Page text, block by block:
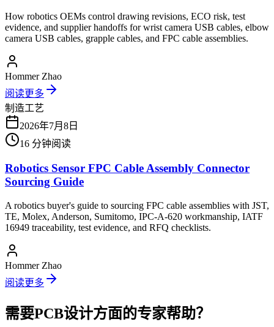
How robotics OEMs control drawing revisions, ECO risk, test
evidence, and supplier handoffs for wrist camera USB cables, elbow
camera USB cables, grapple cables, and FPC cable assemblies.
Hommer Zhao
阅读更多
制造工艺
2026年7月8日
16 分钟阅读
Robotics Sensor FPC Cable Assembly Connector
Sourcing Guide
A robotics buyer's guide to sourcing FPC cable assemblies with JST,
TE, Molex, Anderson, Sumitomo, IPC-A-620 workmanship, IATF
16949 traceability, test evidence, and RFQ checklists.
Hommer Zhao
阅读更多
需要PCB设计方面的专家帮助？